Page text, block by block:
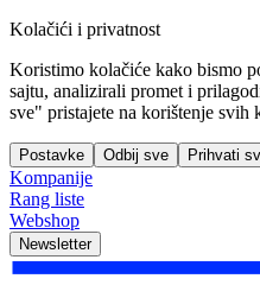
Kolačići i privatnost
Koristimo kolačiće kako bismo
sajtu, analizirali promet i
sve" pristajete na korištenje svih
Postavke Odbij sve Prihvati
Kompanije
Rang liste
Webshop
Newsletter